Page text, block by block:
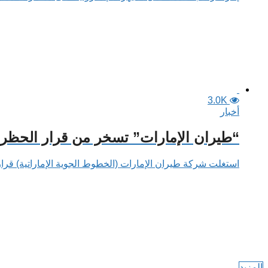
3.0K
أخبار
“طيران الإمارات” تسخر من قرار الحظر
استغلت شركة طيران الإمارات (الخطوط الجوية الإماراتية)